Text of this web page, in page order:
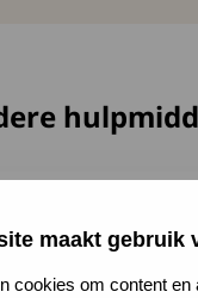
maakt gebruik
cookies om content en
Orange Care